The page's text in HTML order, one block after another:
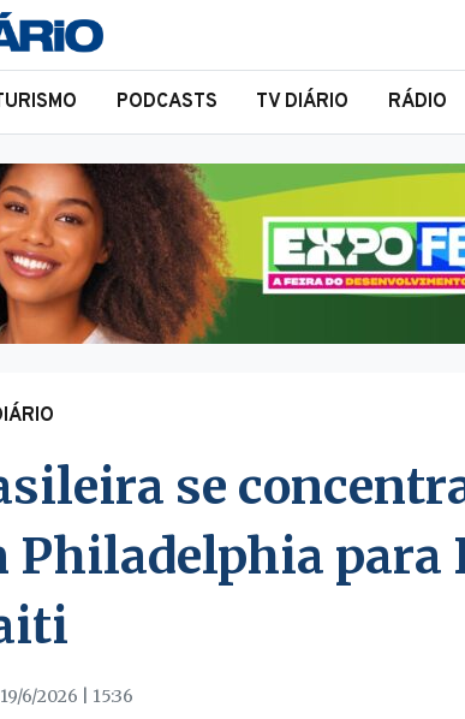
PODCASTS TV DIÁRIO RÁDIO
se
Philadelphia para
6/2026 | 15:36